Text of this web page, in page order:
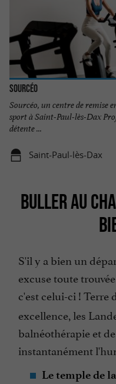
Sourcéo
Sourcéo, un centre de remise
sport à Saint-Paul-lès-Dax
détente ...
Saint-Paul-lès-Dax
BULLER AU
S'il y a bien un
excuse toute
c'est celui-ci ! Terre
excellence, les
balnéothérapie et
instantanément
Le temple de